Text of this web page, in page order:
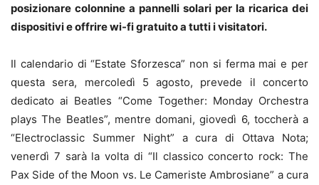
posizionare colonnine a pannelli solari per la ricarica dei
dispositivi e offrire wi-fi gratuito a tutti i visitatori.
Il calendario di “Estate Sforzesca” non si ferma mai e per
questa sera, mercoledì 5 agosto, prevede il concerto
dedicato ai Beatles “Come Together: Monday Orchestra
plays The Beatles”, mentre domani, giovedì 6, toccherà a
“Electroclassic Summer Night” a cura di Ottava Nota;
venerdì 7 sarà la volta di “Il classico concerto rock: The
Pax Side of the Moon vs. Le Cameriste Ambrosiane” a cura